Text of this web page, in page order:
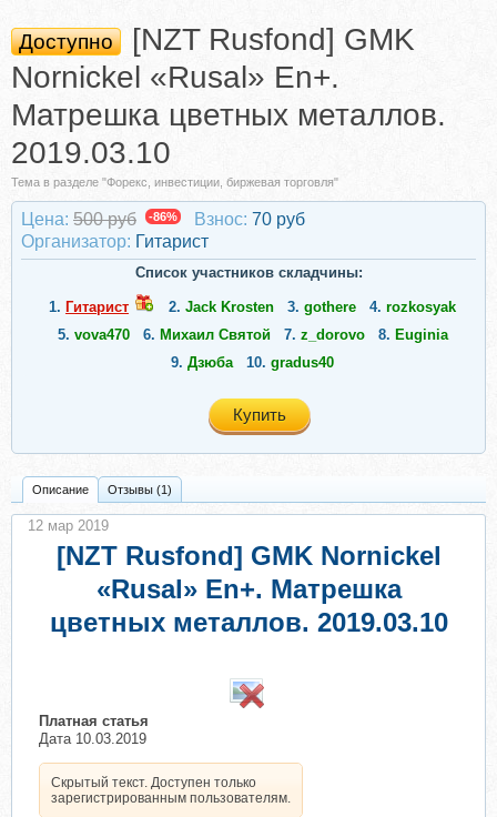
Доступно
[NZT Rusfond] GMK
Nornickel «Rusal» En+.
Матрешка цветных металлов.
2019.03.10
Тема в разделе "Форекс, инвестиции, биржевая торговля"
Цена: 500 руб -86% Взнос: 70 руб
Организатор: Гитарист
Список участников складчины:
1. Гитарист 2. Jack Krosten 3. gothere 4. rozkosyak
5. vova470 6. Михаил Святой 7. z_dorovo 8. Euginia
9. Дзюба 10. gradus40
Купить
Описание Отзывы (1)
[NZT Rusfond] GMK Nornickel
«Rusal» En+. Матрешка
цветных металлов. 2019.03.10
Платная статья
Дата 10.03.2019
Скрытый текст. Доступен только
зарегистрированным пользователям.
12 мар 2019